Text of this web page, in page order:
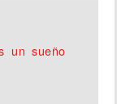
un sueño